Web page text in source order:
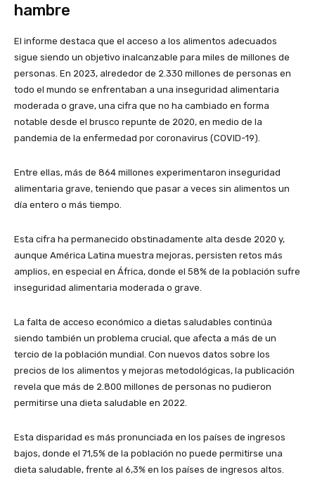
hambre
El informe destaca que el acceso a los alimentos adecuados
sigue siendo un objetivo inalcanzable para miles de millones de
personas. En 2023, alrededor de 2.330 millones de personas en
todo el mundo se enfrentaban a una inseguridad alimentaria
moderada o grave, una cifra que no ha cambiado en forma
notable desde el brusco repunte de 2020, en medio de la
pandemia de la enfermedad por coronavirus (COVID-19).
Entre ellas, más de 864 millones experimentaron inseguridad
alimentaria grave, teniendo que pasar a veces sin alimentos un
día entero o más tiempo.
Esta cifra ha permanecido obstinadamente alta desde 2020 y,
aunque América Latina muestra mejoras, persisten retos más
amplios, en especial en África, donde el 58% de la población sufre
inseguridad alimentaria moderada o grave.
La falta de acceso económico a dietas saludables continúa
siendo también un problema crucial, que afecta a más de un
tercio de la población mundial. Con nuevos datos sobre los
precios de los alimentos y mejoras metodológicas, la publicación
revela que más de 2.800 millones de personas no pudieron
permitirse una dieta saludable en 2022.
Esta disparidad es más pronunciada en los países de ingresos
bajos, donde el 71,5% de la población no puede permitirse una
dieta saludable, frente al 6,3% en los países de ingresos altos.